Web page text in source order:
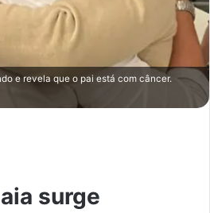
e revela que o pai está com câncer.
surge